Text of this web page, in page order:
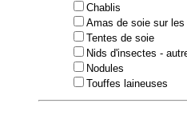
Chablis
Amas de soie sur
Tentes de soie
Nids d'insectes -
Nodules
Touffes laineuses